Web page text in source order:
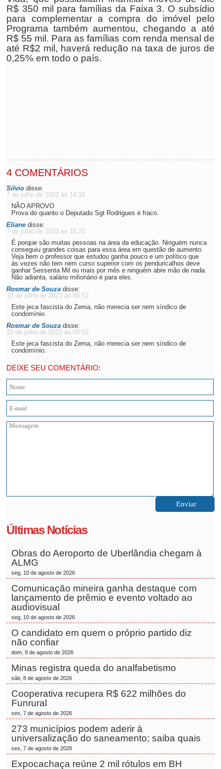
R$ 350 mil para famílias da Faixa 3. O subsídio
para complementar a compra do imóvel pelo
Programa também aumentou, chegando a até
R$ 55 mil. Para as famílias com renda mensal de
até R$2 mil, haverá redução na taxa de juros de
0,25% em todo o país.
4 COMENTÁRIOS
Silvio disse:
7 de julho de 2023 às 14:16
NÃO APROVO
Prova do quanto o Deputado Sgt Rodrigues é fraco.
Eliane disse:
7 de julho de 2023 às 15:20
É porque são muitas pessoas na área da educação. Ninguém nunca
conseguiu grandes coisas para essa área em questão de aumento.
Veja bem o professor que estudou ganha pouco e um político que
às vezes não tem nem curso superior com os penduricalhos deve
ganhar Sessenta Mil ou mais por mês e ninguém abre mão de nada.
Não adianta, salário milionário é para eles.
Rosmar de Souza disse:
10 de julho de 2023 às 00:52
Este jeca fascista do Zema, não merecia ser nem síndico de
condomínio.
Rosmar de Souza disse:
10 de julho de 2023 às 00:52
Este jeca fascista do Zema, não merecia ser nem síndico de
condomínio.
DEIXE SEU COMENTÁRIO:
Últimas Notícias
Obras do Aeroporto de Uberlândia chegam à
ALMG
seg, 10 de agosto de 2026
Comunicação mineira ganha destaque com
lançamento de prêmio e evento voltado ao
audiovisual
seg, 10 de agosto de 2026
O candidato em quem o próprio partido diz
não confiar
dom, 9 de agosto de 2026
Minas registra queda do analfabetismo
sáb, 8 de agosto de 2026
Cooperativa recupera R$ 622 milhões do
Funrural
sex, 7 de agosto de 2026
273 municípios podem aderir à
universalização do saneamento; saiba quais
sex, 7 de agosto de 2026
Expocachaça reúne 2 mil rótulos em BH